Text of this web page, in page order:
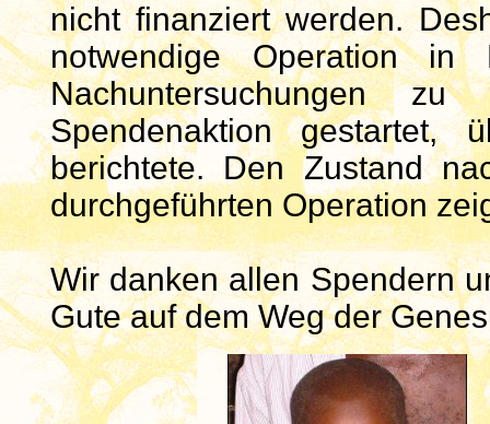
nicht finanziert werden.
notwendige Operation
Nachuntersuchungen
Spendenaktion
berichtete. Den Zustand
durchgeführten Operation
Wir danken allen Spendern
Gute auf dem Weg der